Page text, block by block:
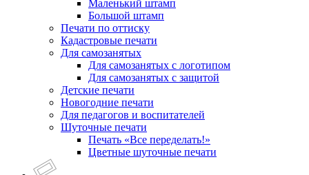
Маленький штамп
Большой штамп
Печати по оттиску
Кадастровые печати
Для самозанятых
Для самозанятых с логотипом
Для самозанятых с защитой
Детские печати
Новогодние печати
Для педагогов и воспитателей
Шуточные печати
Печать «Все переделать!»
Цветные шуточные печати